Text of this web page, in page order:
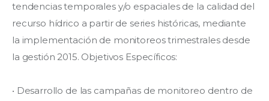
tendencias temporales y/o espaciales de la calidad del
recurso hídrico a partir de series históricas, mediante
la implementación de monitoreos trimestrales desde
la gestión 2015. Objetivos Específicos:
• Desarrollo de las campañas de monitoreo dentro de